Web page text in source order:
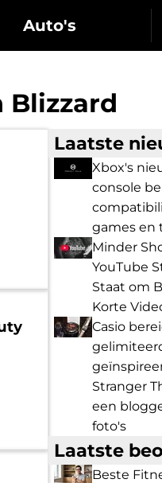
Auto's
Blizzard
Laatste
Xbox's
console
games en
Minder
YouTube
Staat om
Korte
Casio
Stranger
een
foto's
Laatste
Beste